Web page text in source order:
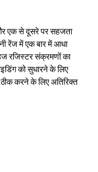
एक से दूसरे पर सहजता
रेंज में एक बार में आधा
रजिस्टर संक्रमणों का
को सुधारने के लिए
करने के लिए अतिरिक्त